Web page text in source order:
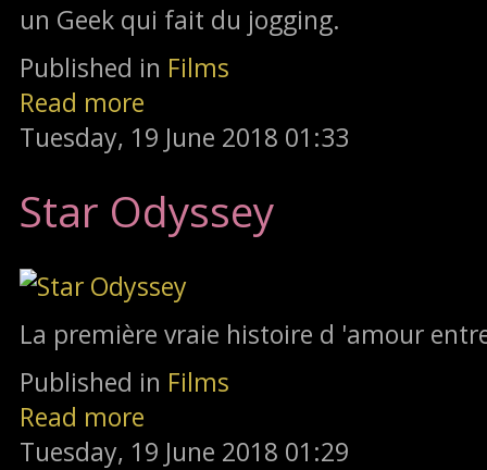
un Geek qui fait du jogging.
Published in Films
Read more
Tuesday, 19 June 2018 01:33
Star Odyssey
La première vraie histoire d 'amour
Published in Films
Read more
Tuesday, 19 June 2018 01:29